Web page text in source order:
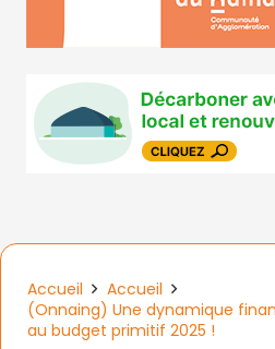
Accueil
Accueil
(Onnaing) Une dynamique
au budget primitif 2025 !